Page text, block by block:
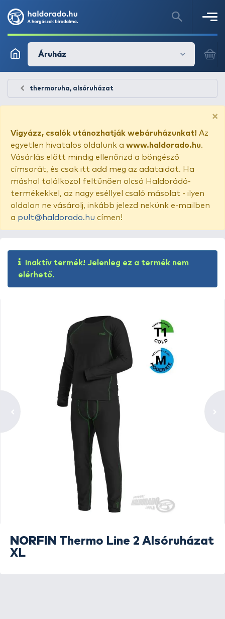
Áruház
thermoruha, alsóruházat
×
Vigyázz, csalók utánozhatják webáruházunkat! Az
egyetlen hivatalos oldalunk a www.haldorado.hu.
Vásárlás előtt mindig ellenőrizd a böngésző
címsorát, és csak itt add meg az adataidat. Ha
máshol találkozol feltűnően olcsó Haldorádó-
termékekkel, az nagy eséllyel csaló másolat - ilyen
oldalon ne vásárolj, inkább jelezd nekünk e-mailben
a pult@haldorado.hu címen!
Inaktív termék! Jelenleg ez a termék nem
elérhető.
NORFIN Thermo Line 2 Alsóruházat
XL